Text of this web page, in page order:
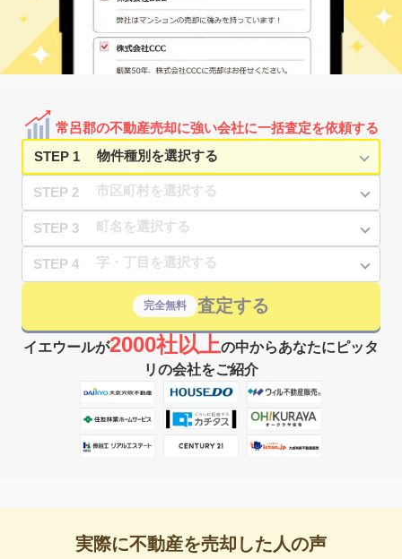
常呂郡の不動産売却に強い会社に一括査定を依頼する
STEP 1
STEP 2
STEP 3
STEP 4
完全無料 査定する
イエウールが2000社以上の中からあなたにピッタ
リの会社をご紹介
実際に不動産を売却した人の声